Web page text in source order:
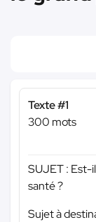
Texte #1
300 mots
SUJET : Est-
santé ?
Sujet à